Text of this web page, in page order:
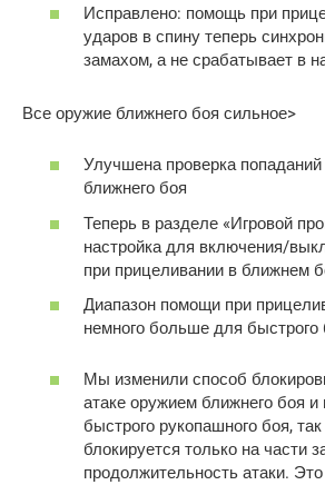
Исправлено: помощь при
ударов в спину теперь
замахом, а не срабатывает в
Все оружие ближнего боя сильное>
Улучшена проверка
ближнего боя
Теперь в разделе «Игровой
настройка для включения/
при прицеливании в ближнем
Диапазон помощи при
немного больше для быстрого
Мы изменили способ
атаке оружием ближнего боя и
быстрого рукопашного боя,
блокируется только на части
продолжительность атаки.